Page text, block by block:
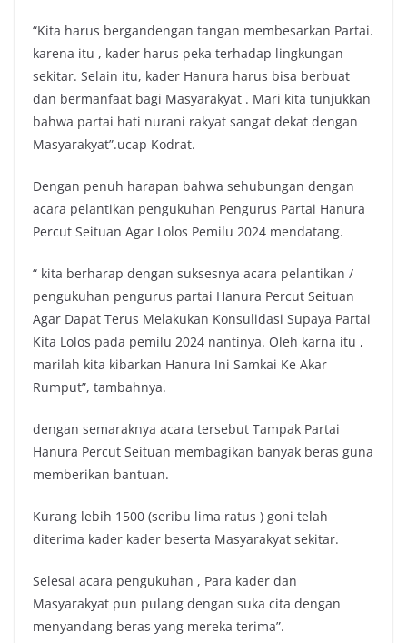
“Kita harus bergandengan tangan membesarkan Partai.
karena itu , kader harus peka terhadap lingkungan
sekitar. Selain itu, kader Hanura harus bisa berbuat
dan bermanfaat bagi Masyarakyat . Mari kita tunjukkan
bahwa partai hati nurani rakyat sangat dekat dengan
Masyarakyat”.ucap Kodrat.
Dengan penuh harapan bahwa sehubungan dengan
acara pelantikan pengukuhan Pengurus Partai Hanura
Percut Seituan Agar Lolos Pemilu 2024 mendatang.
“ kita berharap dengan suksesnya acara pelantikan /
pengukuhan pengurus partai Hanura Percut Seituan
Agar Dapat Terus Melakukan Konsulidasi Supaya Partai
Kita Lolos pada pemilu 2024 nantinya. Oleh karna itu ,
marilah kita kibarkan Hanura Ini Samkai Ke Akar
Rumput”, tambahnya.
dengan semaraknya acara tersebut Tampak Partai
Hanura Percut Seituan membagikan banyak beras guna
memberikan bantuan.
Kurang lebih 1500 (seribu lima ratus ) goni telah
diterima kader kader beserta Masyarakyat sekitar.
Selesai acara pengukuhan , Para kader dan
Masyarakyat pun pulang dengan suka cita dengan
menyandang beras yang mereka terima”.